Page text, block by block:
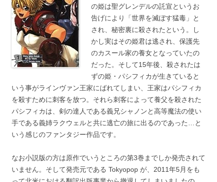
の姫は聖グレンデルの託宣というお
告げにより「世界を滅ぼす猛毒」と
され、秘密裏に殺されたという。し
かし実はその姫君は逃され、保護先
のカスール家の養女となっていたの
だった。そして15年後、殺されたは
ずの姫・パシフィカが生きていると
いう事がラインヴァン王家にばれてしまい、王家はパシフィカ
を殺すために刺客を放つ。それら刺客によって養父を殺された
パシフィカは、剣の達人である義兄シャノンと高等魔法の使い
手である義姉ラクウェルと共に逃亡の旅に出るのであった…と
いう感じのファンタジー作品です。
なお小説版の方は原作でいうところの第3巻までしか発売されて
いません。そして発売元である Tokyopop が、2011年5月をも